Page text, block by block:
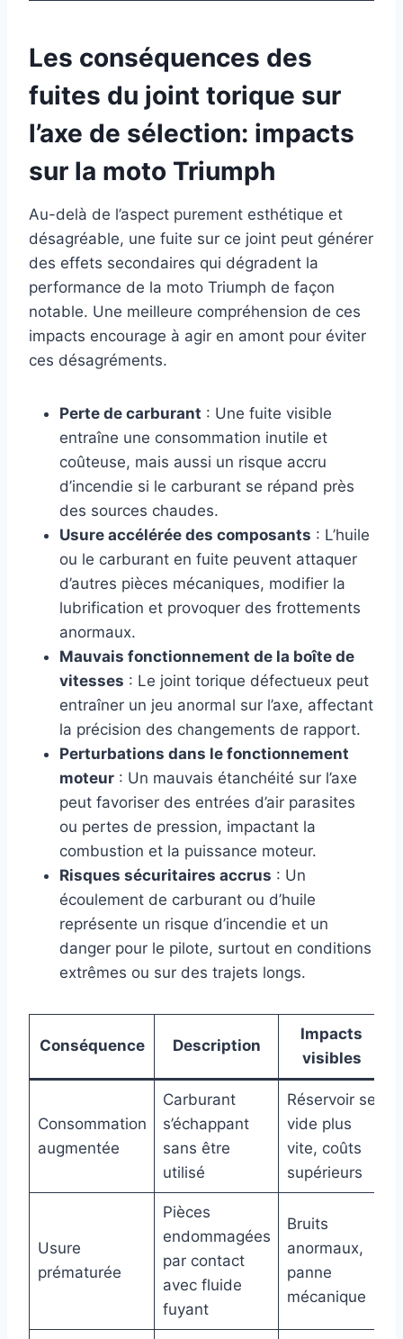
Les conséquences des
fuites du joint torique sur
l’axe de sélection: impacts
sur la moto Triumph
Au-delà de l’aspect purement esthétique et
désagréable, une fuite sur ce joint peut générer
des effets secondaires qui dégradent la
performance de la moto Triumph de façon
notable. Une meilleure compréhension de ces
impacts encourage à agir en amont pour éviter
ces désagréments.
Perte de carburant : Une fuite visible
entraîne une consommation inutile et
coûteuse, mais aussi un risque accru
d’incendie si le carburant se répand près
des sources chaudes.
Usure accélérée des composants : L’huile
ou le carburant en fuite peuvent attaquer
d’autres pièces mécaniques, modifier la
lubrification et provoquer des frottements
anormaux.
Mauvais fonctionnement de la boîte de
vitesses : Le joint torique défectueux peut
entraîner un jeu anormal sur l’axe, affectant
la précision des changements de rapport.
Perturbations dans le fonctionnement
moteur : Un mauvais étanchéité sur l’axe
peut favoriser des entrées d’air parasites
ou pertes de pression, impactant la
combustion et la puissance moteur.
Risques sécuritaires accrus : Un
écoulement de carburant ou d’huile
représente un risque d’incendie et un
danger pour le pilote, surtout en conditions
extrêmes ou sur des trajets longs.
Conséquence Description
Impacts
visibles
Consommation
augmentée
Carburant
s’échappant
sans être
utilisé
Réservoir se
vide plus
vite, coûts
supérieurs
Usure
prématurée
Pièces
endommagées
par contact
avec fluide
fuyant
Bruits
anormaux,
panne
mécanique